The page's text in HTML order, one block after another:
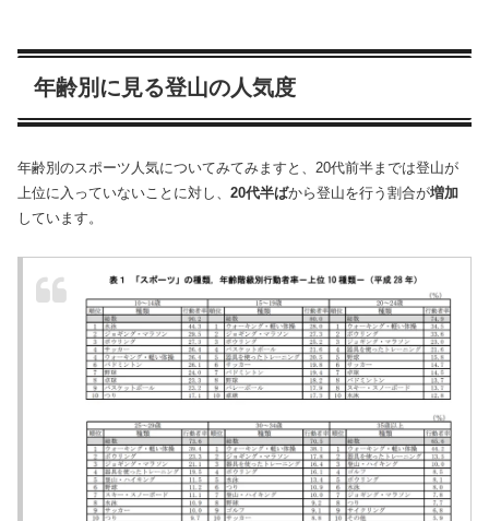
年齢別に見る登山の人気度
年齢別のスポーツ人気についてみてみますと、20代前半までは登山が
上位に入っていないことに対し、 20代半ばから登山を行う割合が増加
しています。